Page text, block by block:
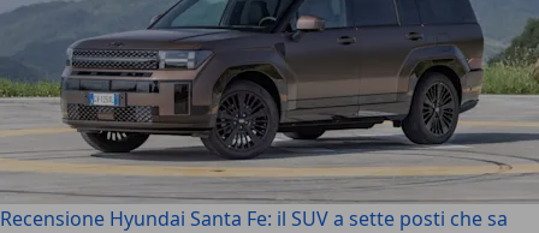
Recensione Hyundai Santa Fe: il SUV a sette posti che sa